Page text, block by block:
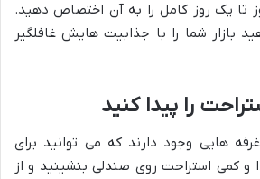
تا یک روز کامل را به آن اختصاص دهید.
بازار شما را با جذابیت هایش غافلگیر
هایی وجود دارند که می توانید برای
و کمی استراحت روی صندلی بنشینید و از